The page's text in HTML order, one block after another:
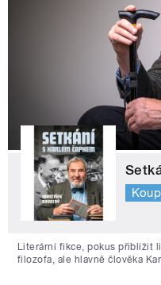
Literární fikce, pokus přiblížit
filozofa, ale hlavně člověka